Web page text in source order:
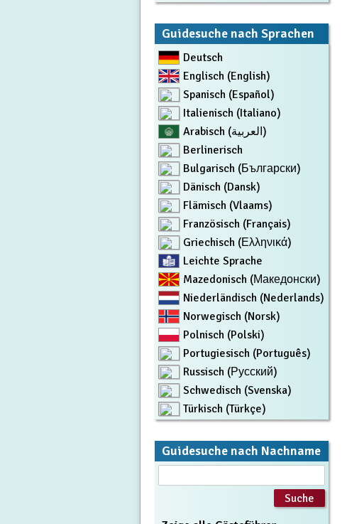
Guidesuche nach Sprachen
Deutsch
Englisch (English)
Spanisch (Español)
Italienisch (Italiano)
Arabisch (العربية)
Berlinerisch
Bulgarisch (Български)
Dänisch (Dansk)
Flämisch (Vlaams)
Französisch (Français)
Griechisch (Ελληνικά)
Leichte Sprache
Mazedonisch (Македонски)
Niederländisch (Nederlands)
Norwegisch (Norsk)
Polnisch (Polski)
Portugiesisch (Português)
Russisch (Русский)
Schwedisch (Svenska)
Türkisch (Türkçe)
Guidesuche nach Nachname